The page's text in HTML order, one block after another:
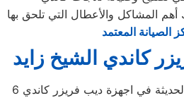
الصيانة المعتمد
كاندي الشيخ زايد
استمتعوا بتقنية التبريد الحديثة في اجهزة ديب فريزر كاندي 6